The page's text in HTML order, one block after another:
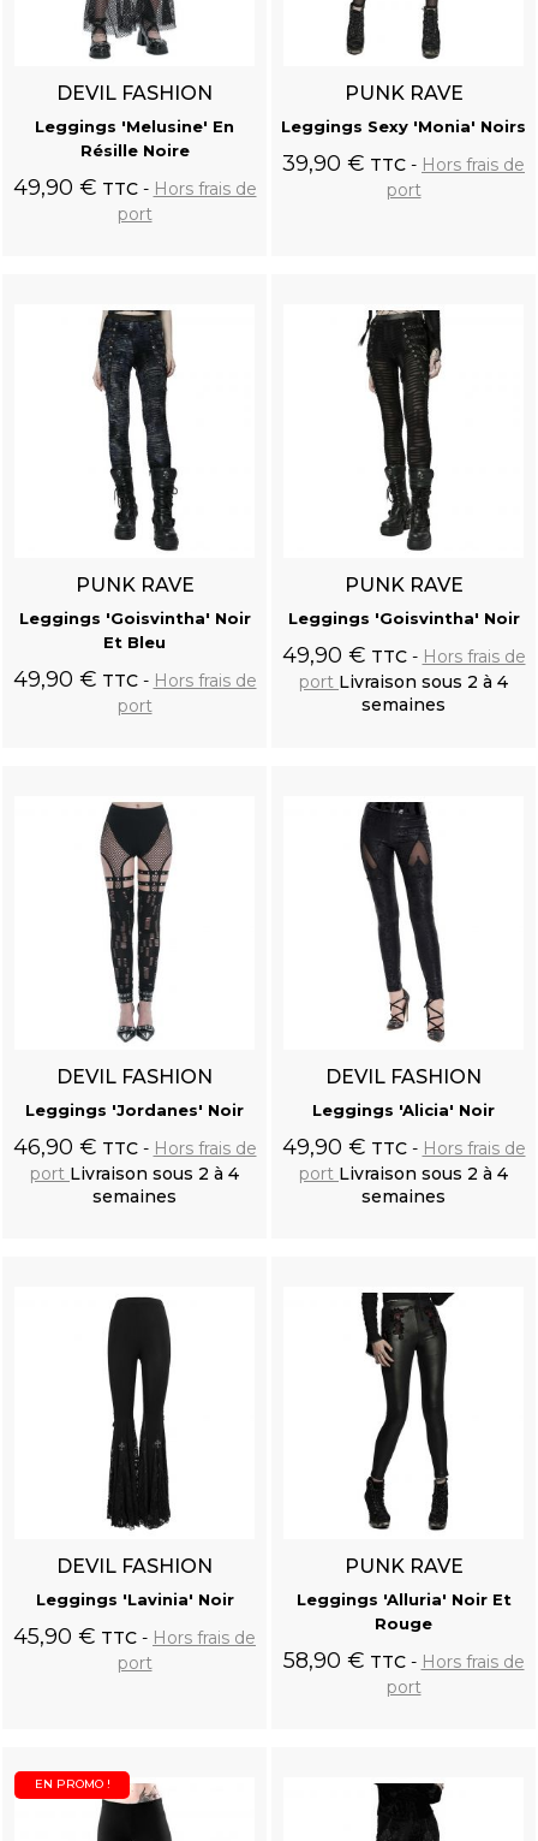
DEVIL FASHION
Leggings 'Melusine' En
Résille Noire
49,90 € TTC
Hors frais de
port
PUNK RAVE
Leggings Sexy 'Monia' Noirs
39,90 € TTC
Hors frais de
port
PUNK RAVE
Leggings 'Goisvintha' Noir
Et Bleu
49,90 € TTC
Hors frais de
port
PUNK RAVE
Leggings 'Goisvintha' Noir
49,90 € TTC
Hors frais de
port Livraison sous 2 à 4
semaines
DEVIL FASHION
Leggings 'Jordanes' Noir
46,90 € TTC
Hors frais de
port Livraison sous 2 à 4
semaines
DEVIL FASHION
Leggings 'Alicia' Noir
49,90 € TTC
Hors frais de
port Livraison sous 2 à 4
semaines
DEVIL FASHION
Leggings 'Lavinia' Noir
45,90 € TTC
Hors frais de
port
PUNK RAVE
Leggings 'Alluria' Noir Et
Rouge
58,90 € TTC
Hors frais de
port
EN PROMO !